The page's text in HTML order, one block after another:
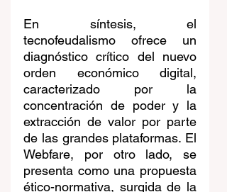
En síntesis, el
tecnofeudalismo ofrece un
diagnóstico crítico del nuevo
orden económico digital,
caracterizado por la
concentración de poder y la
extracción de valor por parte
de las grandes plataformas. El
Webfare, por otro lado, se
presenta como una propuesta
ético-normativa, surgida de la